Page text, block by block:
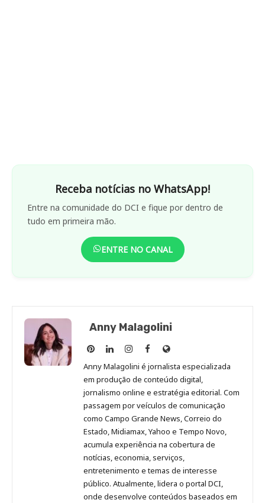
Receba notícias no WhatsApp!
Entre na comunidade do DCI e fique por dentro de
tudo em primeira mão.
ENTRE NO CANAL
Anny Malagolini
Anny
Malagolini
no
Pinterest
Anny
Malagolini
no
LinkedIn
Anny
Malagolini
no
Instagram
Anny
Malagolini
no
Facebook
Site
de
Anny
Malagolini
Anny Malagolini é jornalista especializada
em produção de conteúdo digital,
jornalismo online e estratégia editorial. Com
passagem por veículos de comunicação
como Campo Grande News, Correio do
Estado, Midiamax, Yahoo e Tempo Novo,
acumula experiência na cobertura de
notícias, economia, serviços,
entretenimento e temas de interesse
público. Atualmente, lidera o portal DCI,
onde desenvolve conteúdos baseados em